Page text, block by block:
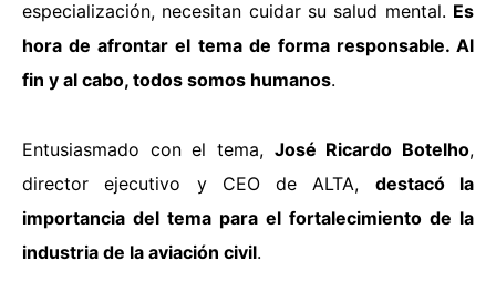
especialización, necesitan cuidar su salud mental. Es
hora de afrontar el tema de forma responsable. Al
fin y al cabo, todos somos humanos.
Entusiasmado con el tema, José Ricardo Botelho,
director ejecutivo y CEO de ALTA, destacó la
importancia del tema para el fortalecimiento de la
industria de la aviación civil.